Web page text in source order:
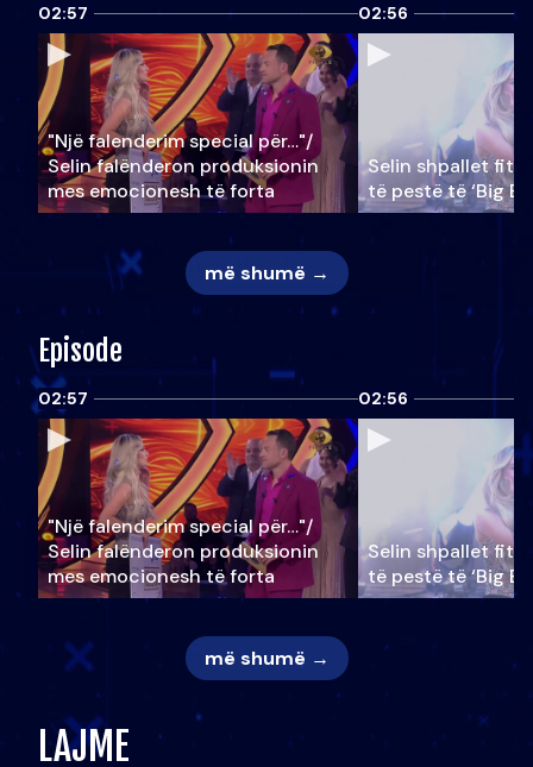
02:57
"Një falenderim special për…"/
Selin falënderon produksionin
mes emocionesh të forta
02:56
Selin shpallet
të pestë të ‘Big
më shumë →
Episode
02:57
"Një falenderim special për…"/
Selin falënderon produksionin
mes emocionesh të forta
02:56
Selin shpallet
të pestë të ‘Big
më shumë →
LAJME